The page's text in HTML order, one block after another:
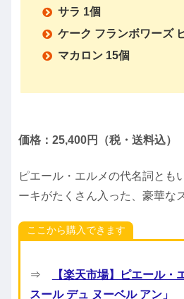
サラ 1個
ケーク フランボワーズ
マカロン 15個
価格：25,400円（税・送料込）
ピエール・エルメの代名詞とも
ーキがたくさん入った、豪華な
ここから購入できます
⇒
【楽天市場】ピエール・
スール デュ ヌーベル アン」